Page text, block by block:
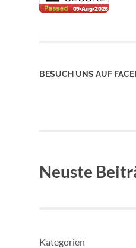
BESUCH UNS AUF
Neuste
Kategorien